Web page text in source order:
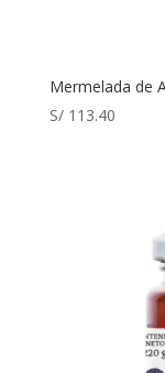
Mermelada de
S/113.40